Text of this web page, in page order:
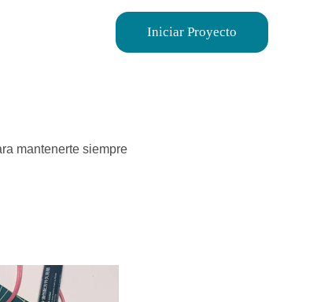
Iniciar Proyecto
mantenerte siempre